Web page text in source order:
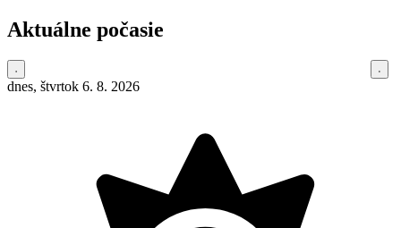
Aktuálne počasie
dnes, štvrtok 6. 8. 2026